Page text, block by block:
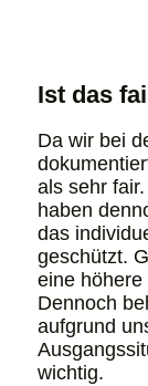
Ist das
Da wir bei
als sehr
haben
das
geschützt.
eine
Dennoch
aufgrund
wichtig.